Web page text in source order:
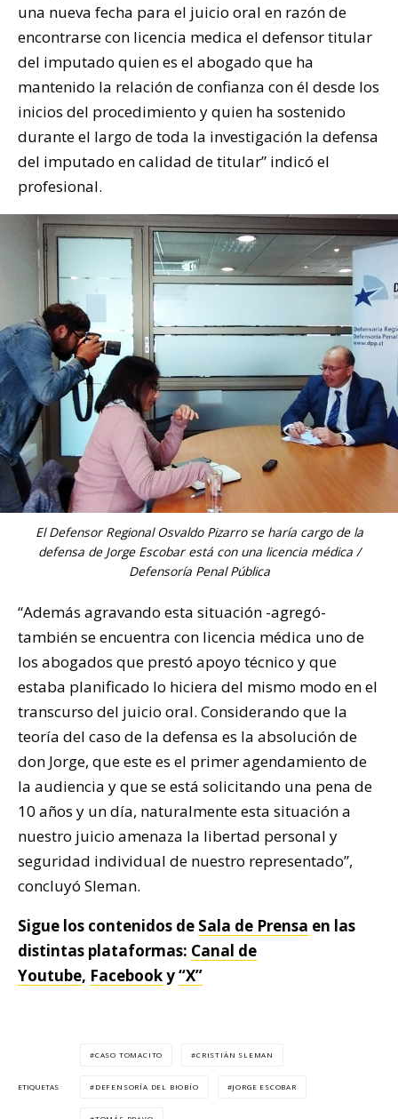
una nueva fecha para el juicio oral en razón de
encontrarse con licencia medica el defensor titular
del imputado quien es el abogado que ha
mantenido la relación de confianza con él desde los
inicios del procedimiento y quien ha sostenido
durante el largo de toda la investigación la defensa
del imputado en calidad de titular” indicó el
profesional.
El Defensor Regional Osvaldo Pizarro se haría cargo de la
defensa de Jorge Escobar está con una licencia médica /
Defensoría Penal Pública
“Además agravando esta situación -agregó-
también se encuentra con licencia médica uno de
los abogados que prestó apoyo técnico y que
estaba planificado lo hiciera del mismo modo en el
transcurso del juicio oral. Considerando que la
teoría del caso de la defensa es la absolución de
don Jorge, que este es el primer agendamiento de
la audiencia y que se está solicitando una pena de
10 años y un día, naturalmente esta situación a
nuestro juicio amenaza la libertad personal y
seguridad individual de nuestro representado”,
concluyó Sleman.
Sigue los contenidos de Sala de Prensa en las
distintas plataformas: Canal de
Youtube, Facebooky“X”
ETIQUETAS
CASO TOMACITO CRISTIÁN SLEMAN
DEFENSORÍA DEL BIOBÍO JORGE ESCOBAR